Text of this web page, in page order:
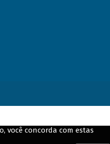
você concorda com estas